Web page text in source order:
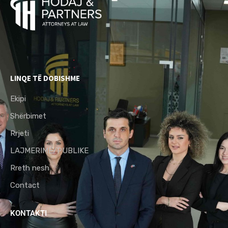
LINQE TË DOBISHME
Ekipi
Shërbimet
Rrjeti
LAJMERIME/PUBLIKE
Rreth nesh
Contact
KONTAKTI